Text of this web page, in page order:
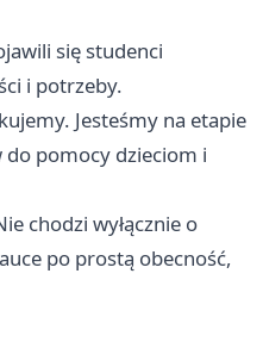
się studenci
i potrzeby.
Jesteśmy na etapie
pomocy dzieciom i
chodzi wyłącznie o
po prostą obecność,